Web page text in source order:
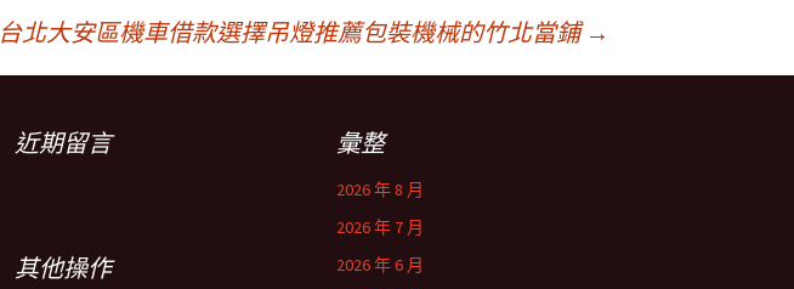
台北大安區機車借款選擇吊燈推薦包裝機械的竹北當鋪 →
近期留言 彙整
2026 年 8 月
2026 年 7 月
2026 年 6 月
其他操作